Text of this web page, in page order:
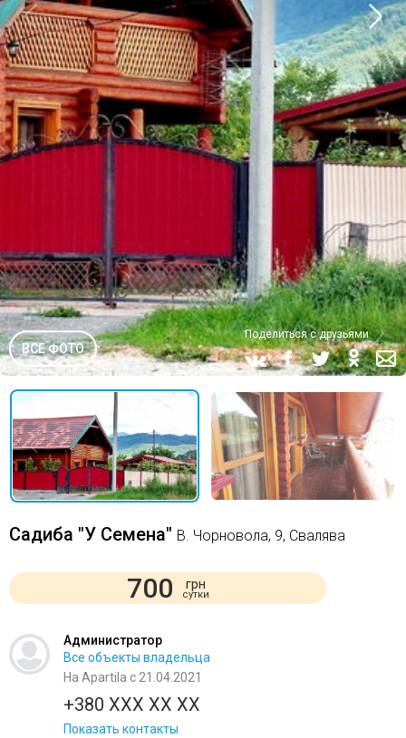
ВСЕ ФОТО
Поделиться с друзьями
Садиба "У Семена" В. Чорновола, 9, Свалява
700 грн
сутки
Администратор
Все объекты владельца
На Apartila с 21.04.2021
+380 XXX XX XX
Показать контакты